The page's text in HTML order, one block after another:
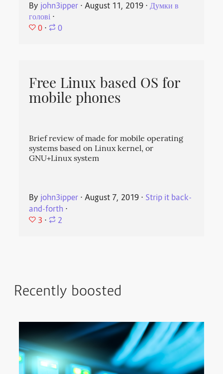
By john3ipper ⋅August 11, 2019 ⋅Думки в
голові ⋅
0 ⋅ 0
Free Linux based OS for
mobile phones
Brief review of made for mobile operating
systems based on Linux kernel, or
GNU+Linux system
By john3ipper ⋅August 7, 2019 ⋅ Strip it back-
and-forth ⋅
3 ⋅ 2
Recently boosted